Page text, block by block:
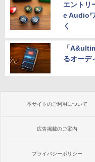
エントリ
e Audio
く
「
るオーデ
本サイトのご利用について
広告掲載のご案内
プライバシーポリシー